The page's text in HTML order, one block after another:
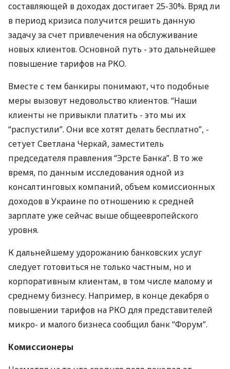
составляющей в доходах достигает 25-30%. Вряд ли
в период кризиса получится решить данную
задачу за счет привлечения на обслуживание
новых клиентов. Основной путь - это дальнейшее
повышение тарифов на РКО.
Вместе с тем банкиры понимают, что подобные
меры вызовут недовольство клиентов. “Наши
клиенты не привыкли платить - это мы их
“распустили”. Они все хотят делать бесплатно”, -
сетует Светлана Черкай, заместитель
председателя правления “Эрсте Банка”. В то же
время, по данным исследования одной из
консалтинговых компаний, объем комиссионных
доходов в Украине по отношению к средней
зарплате уже сейчас выше общеевропейского
уровня.
К дальнейшему удорожанию банковских услуг
следует готовиться не только частным, но и
корпоративным клиентам, в том числе малому и
среднему бизнесу. Например, в конце декабря о
повышении тарифов на РКО для представителей
микро- и малого бизнеса сообщил банк “Форум”.
Комиссионеры